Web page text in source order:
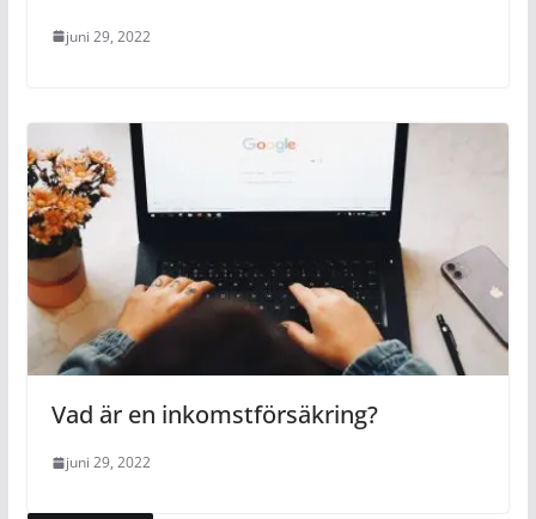
juni 29, 2022
Vad är en inkomstförsäkring?
juni 29, 2022